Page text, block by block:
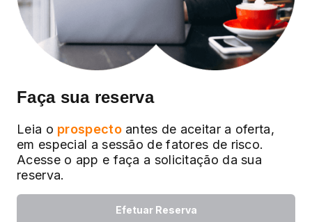
Faça sua reserva
Leia o prospecto antes de aceitar a oferta,
em especial a sessão de fatores de risco.
Acesse o app e faça a solicitação da sua
reserva.
Efetuar Reserva